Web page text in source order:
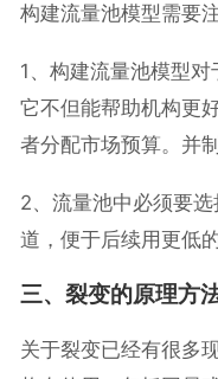
构建流量池模型需要
1、构建流量池模型对
它不但能帮助机构更
者分配市场预算。并
2、流量池中必须要
道，便于后续用更低
三、裂变的原理方
关于裂变已经有很多